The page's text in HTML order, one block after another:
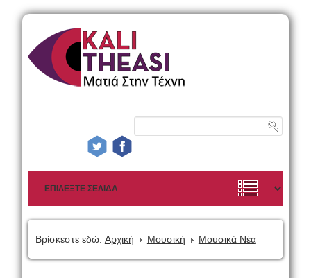
Βρίσκεστε εδώ: Αρχική Μουσική Μουσικά Νέα